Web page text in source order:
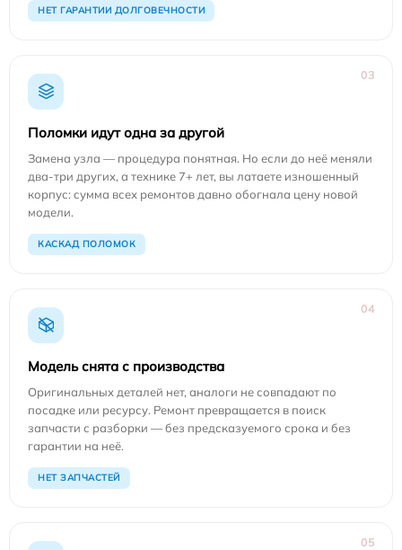
НЕТ ГАРАНТИИ ДОЛГОВЕЧНОСТИ
03
Поломки идут одна за другой
Замена узла — процедура понятная. Но если до неё меняли
два-три других, а технике 7+ лет, вы латаете изношенный
корпус: сумма всех ремонтов давно обогнала цену новой
модели.
КАСКАД ПОЛОМОК
04
Модель снята с производства
Оригинальных деталей нет, аналоги не совпадают по
посадке или ресурсу. Ремонт превращается в поиск
запчасти с разборки — без предсказуемого срока и без
гарантии на неё.
НЕТ ЗАПЧАСТЕЙ
05